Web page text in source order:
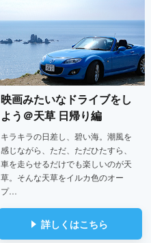
映画みたいなドライブをし
よう ＠天草 日帰り編
キラキラの日差し、碧い海。潮風を
感じながら、ただ、ただひたすら、
車を走らせるだけでも楽しいのが天
草。そんな天草をイルカ色のオー
プ…
詳しくはこちら